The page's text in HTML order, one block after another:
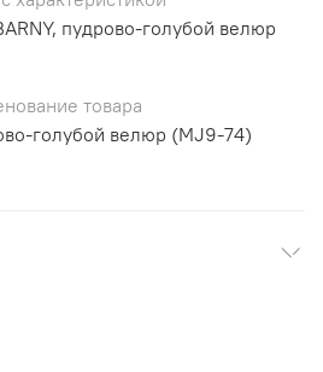
пудрово-голубой велюр
товара
голубой велюр (MJ9-74)